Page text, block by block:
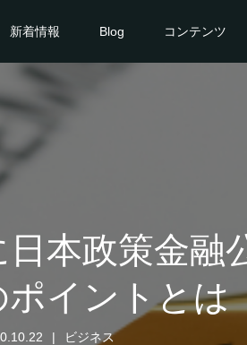
新着情報 Blog コンテンツ
本政策金融
イントとは
ビジネス